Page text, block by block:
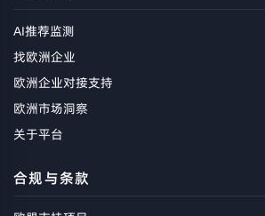
AI推荐监测
找欧洲企业
欧洲企业对接支持
欧洲市场洞察
关于平台
合规与条款